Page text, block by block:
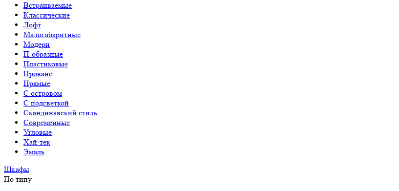
Встраиваемые
Классические
Лофт
Малогабаритные
Модерн
П-образные
Пластиковые
Прованс
Прямые
С островом
С подсветкой
Скандинавский стиль
Современные
Угловые
Хай-тек
Эмаль
Шкафы
По типу